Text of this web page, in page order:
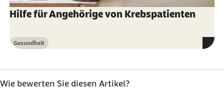
Hilfe für Angehörige von Krebspatienten
Kategorie
Gesundheit
Wie bewerten Sie diesen Artikel?